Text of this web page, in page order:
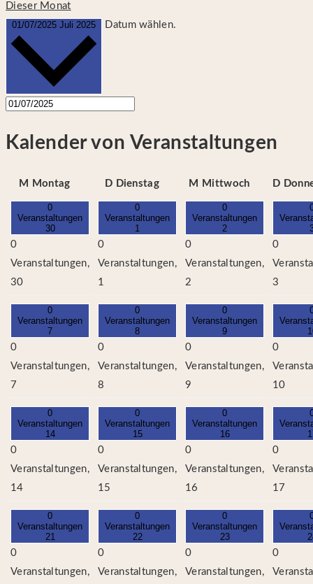
Dieser Monat
01/07/2025 Juli 2025 Datum wählen.
Kalender von Veranstaltungen
M Montag D Dienstag M Mittwoch D
0
Veranstaltungen
30
0
Veranstaltungen,
30
0
Veranstaltungen
1
0
Veranstaltungen,
1
0
Veranstaltungen
2
0
Veranstaltungen,
2
0
3
0
Veranstaltungen
7
0
Veranstaltungen,
7
0
Veranstaltungen
8
0
Veranstaltungen,
8
0
Veranstaltungen
9
0
Veranstaltungen,
9
0
10
0
Veranstaltungen
14
0
Veranstaltungen,
14
0
Veranstaltungen
15
0
Veranstaltungen,
15
0
Veranstaltungen
16
0
Veranstaltungen,
16
0
17
0
Veranstaltungen
21
0
Veranstaltungen,
0
Veranstaltungen
22
0
Veranstaltungen,
0
Veranstaltungen
23
0
Veranstaltungen,
0